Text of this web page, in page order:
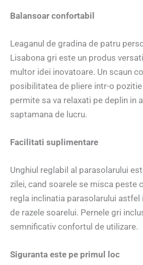
Balansoar confortabil
Leaganul de gradina de patru
Lisabona gri este un produs
multor idei inovatoare. Un scaun
posibilitatea de pliere intr-o pozitie
permite sa va relaxati pe deplin in
saptamana de lucru.
Facilitati suplimentare
Unghiul reglabil al parasolarului
zilei, cand soarele se misca peste
regla inclinatia parasolarului astfel
de razele soarelui. Pernele gri
semnificativ confortul de utilizare.
Siguranta este pe primul loc